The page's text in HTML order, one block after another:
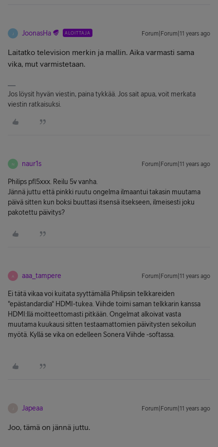
J JoonasHa ALOITTAJA Forum|Forum|11 years ago
Laitatko television merkin ja mallin. Aika varmasti sama
vika, mut varmistetaan.
Jos löysit hyvän viestin, paina tykkää. Jos sait apua, voit merkata
viestin ratkaisuksi.
N naur1s Forum|Forum|11 years ago
Philips pfl5xxx. Reilu 5v vanha.
Jännä juttu että pinkki ruutu ongelma ilmaantui takasin muutama
päivä sitten kun boksi buuttasi itsensä itsekseen, ilmeisesti joku
pakotettu päivitys?
A aaa_tampere Forum|Forum|11 years ago
Ei tätä vikaa voi kuitata syyttämällä Philipsin telkkareiden
"epästandardia" HDMI-tukea. Viihde toimi saman telkkarin kanssa
HDMI:llä moitteettomasti pitkään. Ongelmat alkoivat vasta
muutama kuukausi sitten testaamattomien päivitysten sekoilun
myötä. Kyllä se vika on edelleen Sonera Viihde -softassa.
Japeaa Forum|Forum|11 years ago
Joo, tämä on jännä juttu.